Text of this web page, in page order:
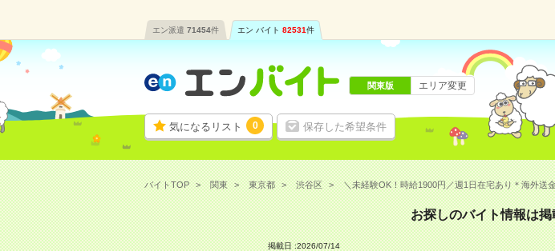
エン派遣 71454件 エン バイト 82531件
気になるリスト 0 保存した希望条件
関東版 エリア変更
バイトTOP 関東 東京都 渋谷区 ＼未経験OK！時給1900円／週1日在宅あり＊海外送
お探しのバイト情報は
掲載日 :2026/07/14